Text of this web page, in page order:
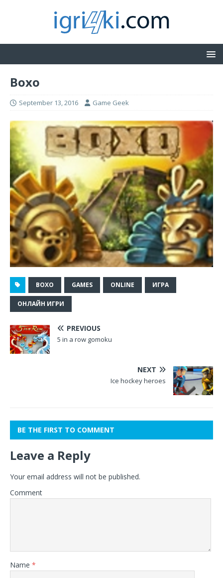
Boxo
September 13, 2016 Game Geek
BOXO GAMES ONLINE ИГРА
ОНЛАЙН ИГРИ
PREVIOUS
5 in a row gomoku
NEXT
Ice hockey heroes
BE THE FIRST TO COMMENT
Leave a Reply
Your email address will not be published.
Comment
Name *